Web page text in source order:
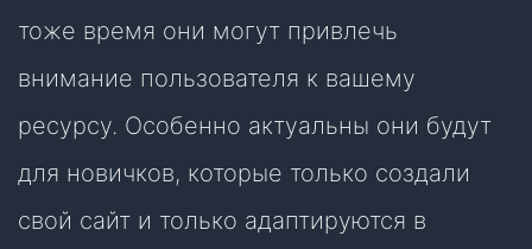
тоже время они могут привлечь
внимание пользователя к вашему
ресурсу. Особенно актуальны они будут
для новичков, которые только создали
свой сайт и только адаптируются в